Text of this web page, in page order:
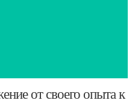
от своего опыта к